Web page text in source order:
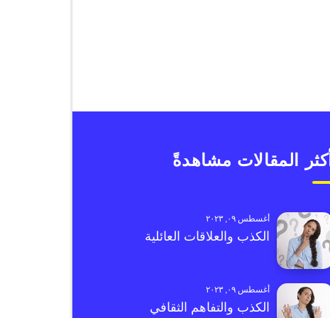
أكثر المقالات مشاهدةً
أغسطس ٠٩, ٢٠٢٣
الكذب والعلاقات العائلية
أغسطس ٠٩, ٢٠٢٣
الكذب والتفاهم الثقافي